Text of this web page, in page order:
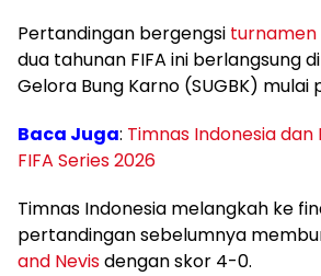
Pertandingan bergengsi
dua tahunan FIFA ini berlangsung
Gelora Bung Karno (SUGBK) mulai
Baca Juga: Timnas Indonesia dan
FIFA Series 2026
Timnas Indonesia melangkah ke
pertandingan sebelumnya
and Nevisdengan skor 4-0.